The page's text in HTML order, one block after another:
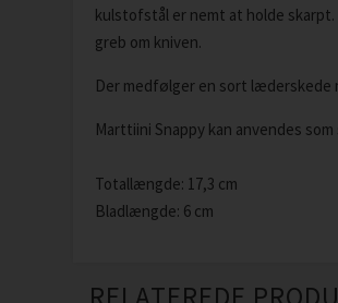
kulstofstål er nemt at holde
greb om kniven.
Der medfølger en sort
Marttiini Snappy kan anvendes
Totallængde: 17,3 cm
Bladlængde: 6 cm